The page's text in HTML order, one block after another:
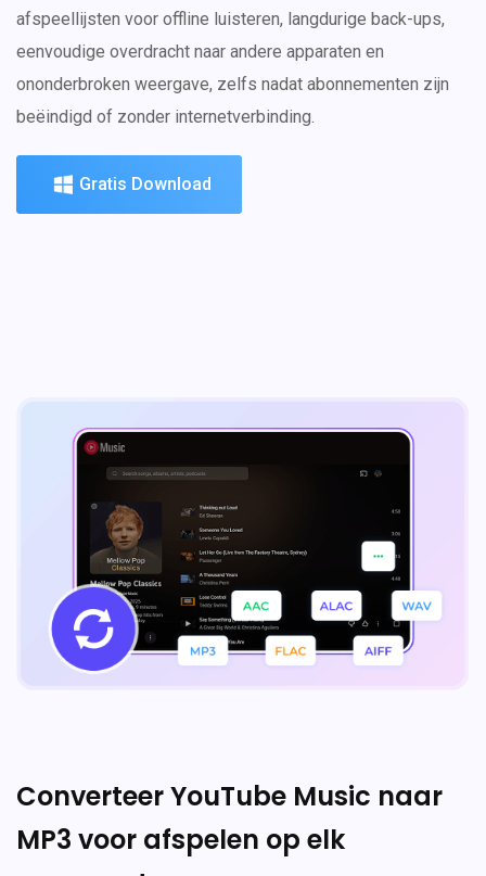
afspeellijsten voor offline luisteren, langdurige back-ups,
eenvoudige overdracht naar andere apparaten en
ononderbroken weergave, zelfs nadat abonnementen zijn
beëindigd of zonder internetverbinding.
Gratis Download
Converteer YouTube Music naar
MP3 voor afspelen op elk